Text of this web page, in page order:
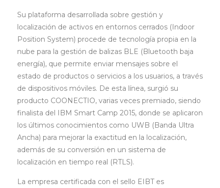
Su plataforma desarrollada sobre gestión y
localización de activos en entornos cerrados (Indoor
Position System) procede de tecnología propia en la
nube para la gestión de balizas BLE (Bluetooth baja
energía), que permite enviar mensajes sobre el
estado de productos o servicios a los usuarios, a través
de dispositivos móviles. De esta línea, surgió su
producto COONECTIO, varias veces premiado, siendo
finalista del IBM Smart Camp 2015, donde se aplicaron
los últimos conocimientos como UWB (Banda Ultra
Ancha) para mejorar la exactitud en la localización,
además de su conversión en un sistema de
localización en tiempo real (RTLS).
La empresa certificada con el sello EIBT es